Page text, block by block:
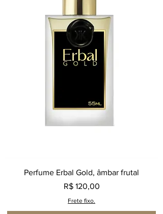
Perfume Erbal Gold, âmbar frutal
Preço
R$ 120,00
Frete fixo.